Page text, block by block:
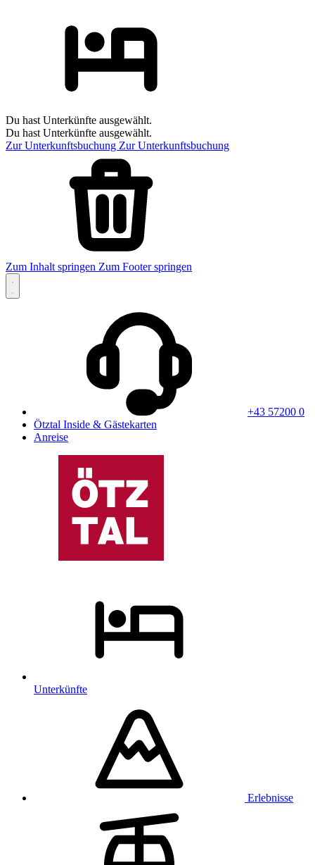
Du hast Unterkünfte ausgewählt.
Du hast Unterkünfte ausgewählt.
Zur Unterkunftsbuchung Zur Unterkunftsbuchung
Zum Inhalt springen Zum Footer springen
+43 57200 0
Ötztal Inside & Gästekarten
Anreise
Unterkünfte
Erlebnisse